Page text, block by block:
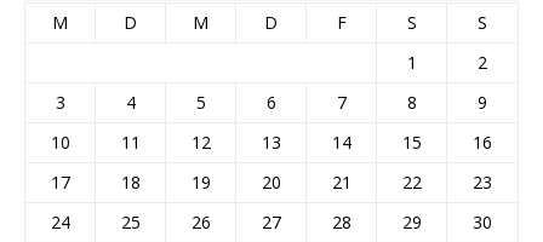
M D M D F S
S
1
2
3
4 5 6 7 8
9
10
11 12 13 14 15
16
17
18 19 20 21 22
23
24
25 26 27 28 29
30